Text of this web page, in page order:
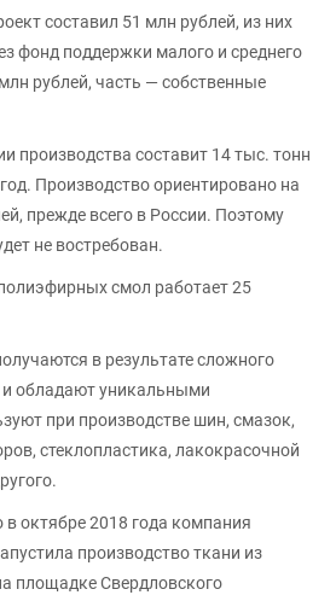
составил 51 млн рублей, из них
фонд поддержки малого и среднего
рублей, часть — собственные
производства составит 14 тыс. тонн
Производство ориентировано на
прежде всего в России. Поэтому
не востребован.
смол работает 25
в результате сложного
и обладают уникальными
при производстве шин, смазок,
стеклопластика, лакокрасочной
в октябре 2018 года компания
производство ткани из
площадке Свердловского